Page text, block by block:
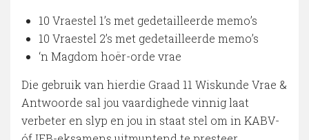
10 Vraestel 1’s met gedetailleerde memo’s
10 Vraestel 2’s met gedetailleerde memo’s
‘n Magdom hoër-orde vrae
Die gebruik van hierdie Graad 11 Wiskunde Vrae &
Antwoorde sal jou vaardighede vinnig laat
verbeter en slyp en jou in staat stel om in KABV-